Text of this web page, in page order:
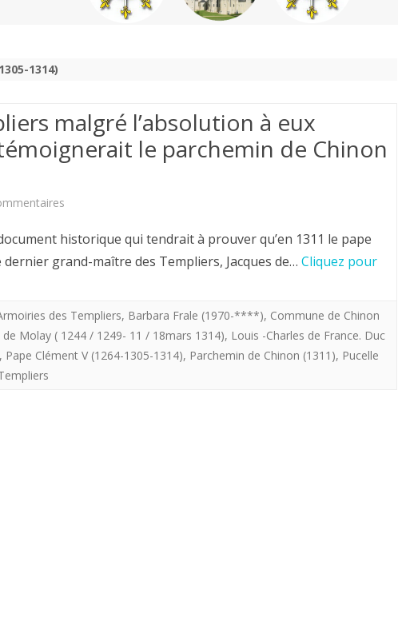
1314)
malgré l’absolution à eux
le parchemin de Chinon
des
malgré
l’absolution
historique qui tendrait à prouver qu’en 1311 le pape
grand-maître des Templiers, Jacques de… Cliquez pour
des Templiers, Barbara Frale (1970-****), Commune de Chinon
de Molay ( 1244 / 1249- 11 / 18mars 1314), Louis -Charles de France. Duc
, Pape Clément V (1264-1305-1314), Parchemin de Chinon (1311), Pucelle